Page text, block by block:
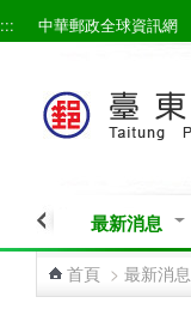
跳到主要內容區塊
::: 中華郵政全球資訊網
最新消息
首頁 > 最新消息